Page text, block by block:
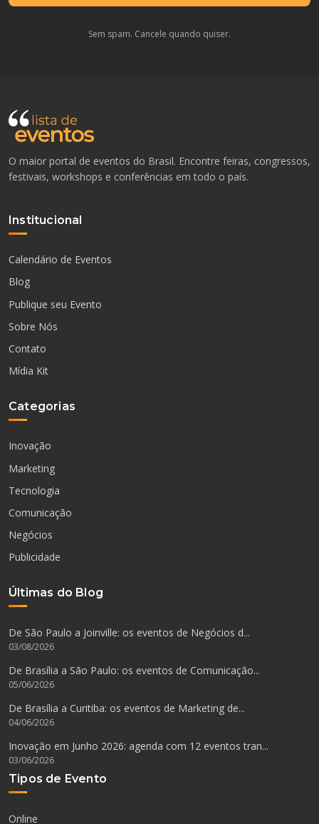
Sem spam. Cancele quando quiser.
O maior portal de eventos do Brasil. Encontre feiras, congressos,
festivais, workshops e conferências em todo o país.
Institucional
Calendário de Eventos
Blog
Publique seu Evento
Sobre Nós
Contato
Mídia Kit
Categorias
Inovação
Marketing
Tecnologia
Comunicação
Negócios
Publicidade
Últimas do Blog
De São Paulo a Joinville: os eventos de Negócios d...
03/08/2026
De Brasília a São Paulo: os eventos de Comunicação...
05/06/2026
De Brasília a Curitiba: os eventos de Marketing de...
04/06/2026
Inovação em Junho 2026: agenda com 12 eventos tran...
03/06/2026
Tipos de Evento
Online